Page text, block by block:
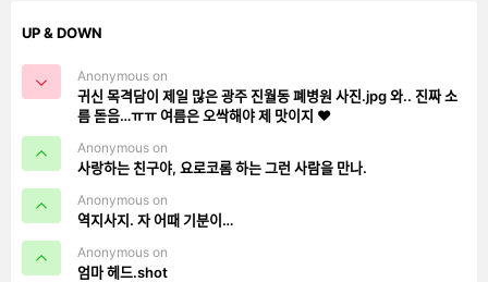
UP & DOWN
Anonymous on
귀신 목격담이 제일 많은 광주 진월동 폐병원 사진.jpg 와.. 진짜 소
름 돋음…ㅠㅠ 여름은 오싹해야 제 맛이지 ❤️
Anonymous on
사랑하는 친구야, 요로코롬 하는 그런 사람을 만나.
Anonymous on
역지사지. 자 어때 기분이…
Anonymous on
엄마 헤드.shot